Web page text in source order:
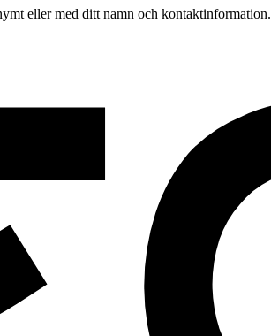
eller med ditt namn och kontaktinformation.